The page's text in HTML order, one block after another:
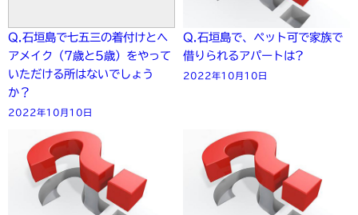
Q.石垣島で七五三の着付けとヘ
アメイク（7歳と5歳）をやって
いただける所はないでしょう
か？
2022年10月10日
Q.石垣島で、ペット可で家族で
借りられるアパートは?
2022年10月10日